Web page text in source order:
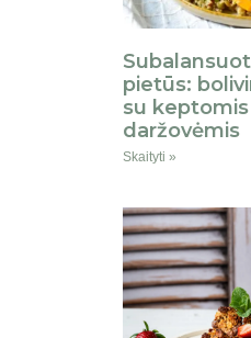
pietūs:
su keptomis
daržovėmis
Skaityti »